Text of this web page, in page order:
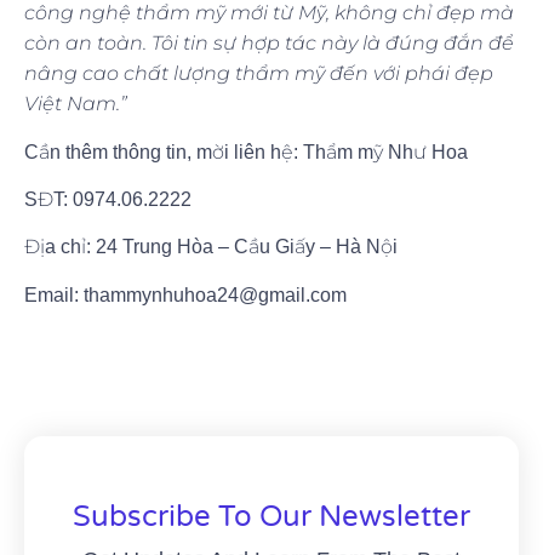
công nghệ thẩm mỹ mới từ Mỹ, không chỉ đẹp mà
còn an toàn. Tôi tin sự hợp tác này là đúng đắn để
nâng cao chất lượng thẩm mỹ đến với phái đẹp
Việt Nam.”
Cần thêm thông tin, mời liên hệ: Thẩm mỹ Như Hoa
SĐT: 0974.06.2222
Địa chỉ: 24 Trung Hòa – Cầu Giấy – Hà Nội
Email: thammynhuhoa24@gmail.com
Subscribe To Our Newsletter